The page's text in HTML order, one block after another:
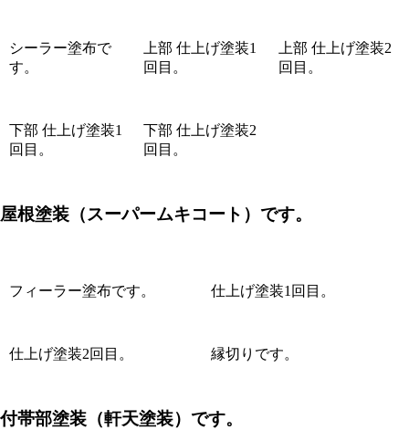
シーラー塗布で
す。
上部 仕上げ塗装1
回目。
上部 仕上げ塗装2
回目。
下部 仕上げ塗装1
回目。
下部 仕上げ塗装2
回目。
屋根塗装 （スーパームキコート）です。
フィーラー塗布です。 仕上げ塗装1回目。
仕上げ塗装2回目。 縁切りです。
付帯部塗装（軒天塗装）です。